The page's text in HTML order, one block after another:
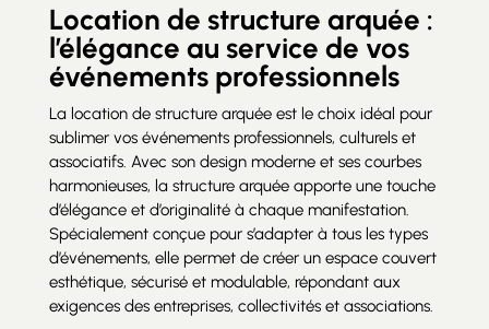
Location de structure arquée :
l’élégance au service de vos
événements professionnels
La location de structure arquée est le choix idéal pour
sublimer vos événements professionnels, culturels et
associatifs. Avec son design moderne et ses courbes
harmonieuses, la structure arquée apporte une touche
d’élégance et d’originalité à chaque manifestation.
Spécialement conçue pour s’adapter à tous les types
d’événements, elle permet de créer un espace couvert
esthétique, sécurisé et modulable, répondant aux
exigences des entreprises, collectivités et associations.